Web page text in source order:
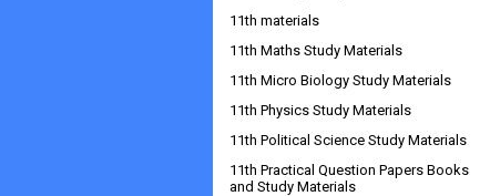
11th materials
11th Maths Study Materials
11th Micro Biology Study Materials
11th Physics Study Materials
11th Political Science Study Materials
11th Practical Question Papers Books
and Study Materials